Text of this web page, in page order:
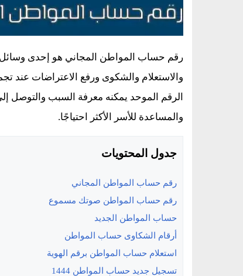
رقم حساب المواطن المجاني هو إحدى وسائل
والاستعلام والشكوى ورفع الاعتراضات عند
الرقم الموحد يمكنه معرفة السبب والتوصل
والمساعدة للأسر الأكثر احتياجًا.
جدول المحتويات
رقم حساب المواطن المجاني
رقم حساب المواطن صوتك مسموع
حساب المواطن الجديد
أرقام الشكاوى حساب المواطن
استعلام حساب المواطن برقم الهوية
تسجيل جديد حساب المواطن 1444